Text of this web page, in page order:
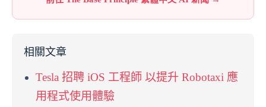
相關文章
Tesla 招聘 iOS 工程師 以提升 Robotaxi 應
用程式使用體驗